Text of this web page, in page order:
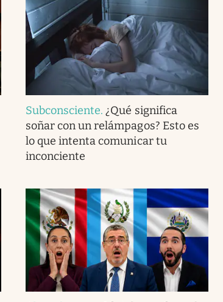
Subconsciente. ¿Qué significa
soñar con un relámpagos? Esto es
lo que intenta comunicar tu
inconciente